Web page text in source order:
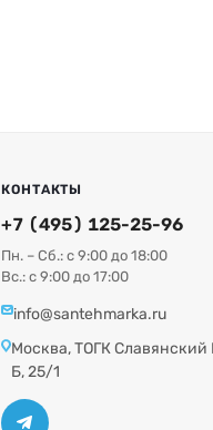
КОНТАКТЫ
+7 (495) 125-25-96
Пн. – Сб.: с 9:00 до 18:00
Вс.: с 9:00 до 17:00
info@santehmarka.ru
Москва, ТОГК Славянский
Б, 25/1